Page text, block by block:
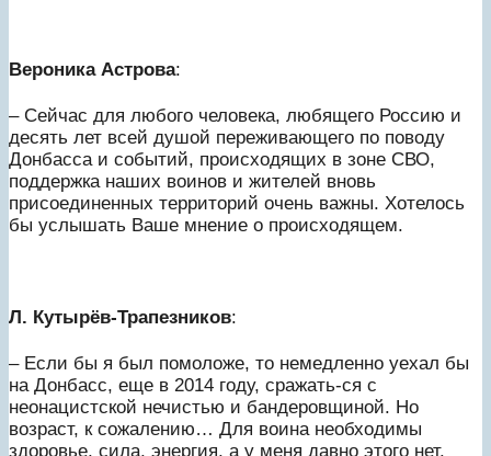
Вероника Астрова:
– Сейчас для любого человека, любящего Россию и
десять лет всей душой переживающего по поводу
Донбасса и событий, происходящих в зоне СВО,
поддержка наших воинов и жителей вновь
присоединенных территорий очень важны. Хотелось
бы услышать Ваше мнение о происходящем.
Л. Кутырёв-Трапезников:
– Если бы я был помоложе, то немедленно уехал бы
на Донбасс, еще в 2014 году, сражать-ся с
неонацистской нечистью и бандеровщиной. Но
возраст, к сожалению… Для воина необходимы
здоровье, сила, энергия, а у меня давно этого нет.